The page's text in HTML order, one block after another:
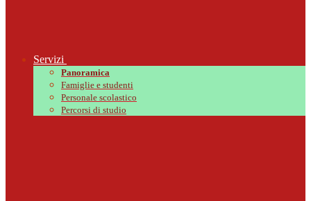
Servizi
Panoramica
Famiglie e studenti
Personale scolastico
Percorsi di studio